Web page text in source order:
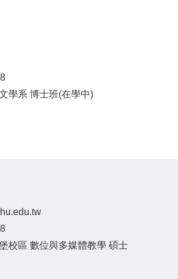
學系 博士班(在學中)
校區 數位與多媒體教學 碩士